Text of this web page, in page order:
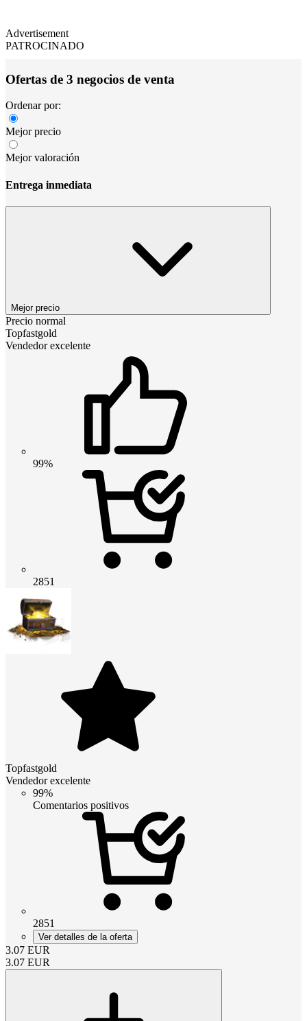
Advertisement
PATROCINADO
Ofertas de 3 negocios de venta
Ordenar por:
Mejor precio
Mejor valoración
Entrega inmediata
Mejor precio
Precio normal
Topfastgold
Vendedor excelente
99%
2851
Topfastgold
Vendedor excelente
99%
Comentarios positivos
2851
Ver detalles de la oferta
3.07 EUR
3.07 EUR